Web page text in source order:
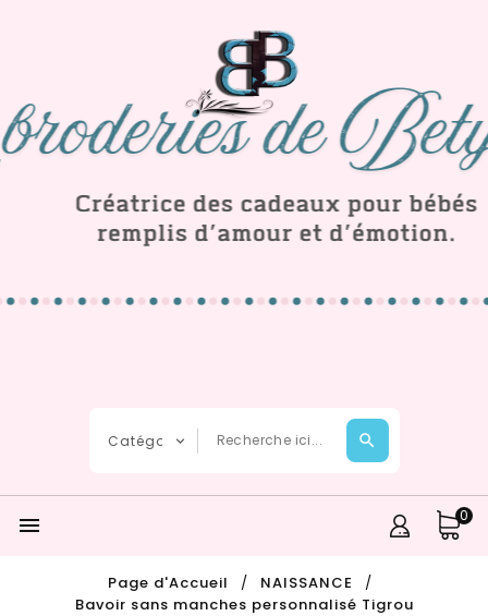
 0
Page d'Accueil
NAISSANCE
Bavoir sans manches personnalisé Tigrou